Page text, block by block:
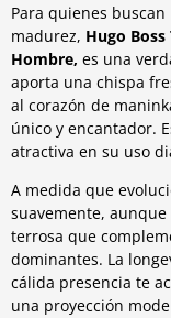
Para quienes
madurez, Hugo
Hombre, es una
aporta una chispa
al corazón de
único y encantador.
atractiva en su uso
A medida que
suavemente,
terrosa que
dominantes. La
cálida presencia te
una proyección